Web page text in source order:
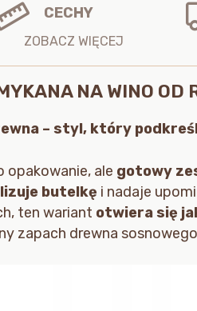
CECHY
NA WINO OD
– styl, który
opakowanie, ale gotowy
butelkę i nadaje
ten wariant otwiera się
zapach drewna